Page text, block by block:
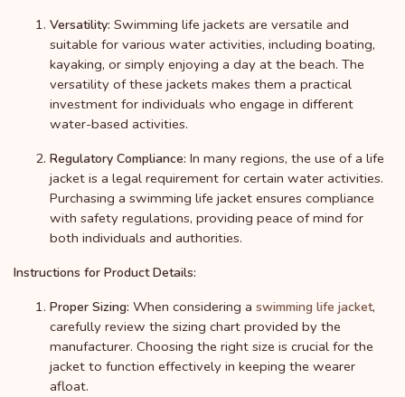
Versatility: Swimming life jackets are versatile and
suitable for various water activities, including boating,
kayaking, or simply enjoying a day at the beach. The
versatility of these jackets makes them a practical
investment for individuals who engage in different
water-based activities.
Regulatory Compliance: In many regions, the use of a life
jacket is a legal requirement for certain water activities.
Purchasing a swimming life jacket ensures compliance
with safety regulations, providing peace of mind for
both individuals and authorities.
Instructions for Product Details:
Proper Sizing: When considering a swimming life jacket,
carefully review the sizing chart provided by the
manufacturer. Choosing the right size is crucial for the
jacket to function effectively in keeping the wearer
afloat.